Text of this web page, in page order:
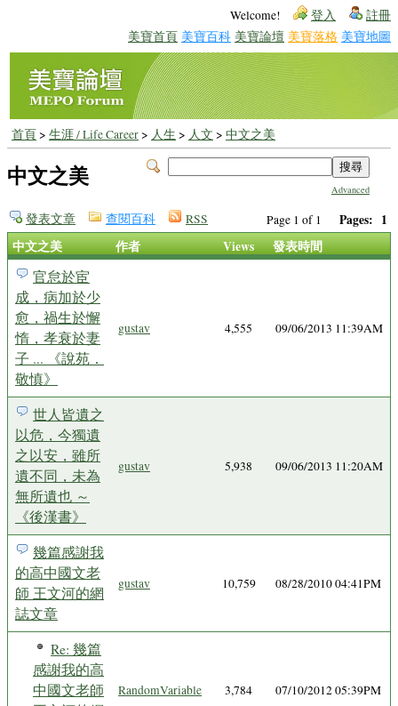
Welcome! 登入 註冊
美寶首頁 美寶百科 美寶論壇 美寶落格 美寶地圖
首頁> 生涯 / Life Career> 人生 > 人文 > 中文之美
Advanced
中文之美
Page 1 of 1 Pages: 1
發表文章 查閱百科 RSS
中文之美 作者 Views 發表時間
官怠於宦
成，病加於少
愈，禍生於懈
惰，孝衰於妻
子 ... 《說苑．
敬慎》
gustav 4,555 09/06/2013 11:39AM
世人皆遺之
以危，今獨遺
之以安，雖所
遺不同，未為
無所遺也 ～
《後漢書》
gustav 5,938 09/06/2013 11:20AM
幾篇感謝我
的高中國文老
師 王文河的網
誌文章
gustav 10,759 08/28/2010 04:41PM
Re: 幾篇
感謝我的高
中國文老師
RandomVariable 3,784 07/10/2012 05:39PM